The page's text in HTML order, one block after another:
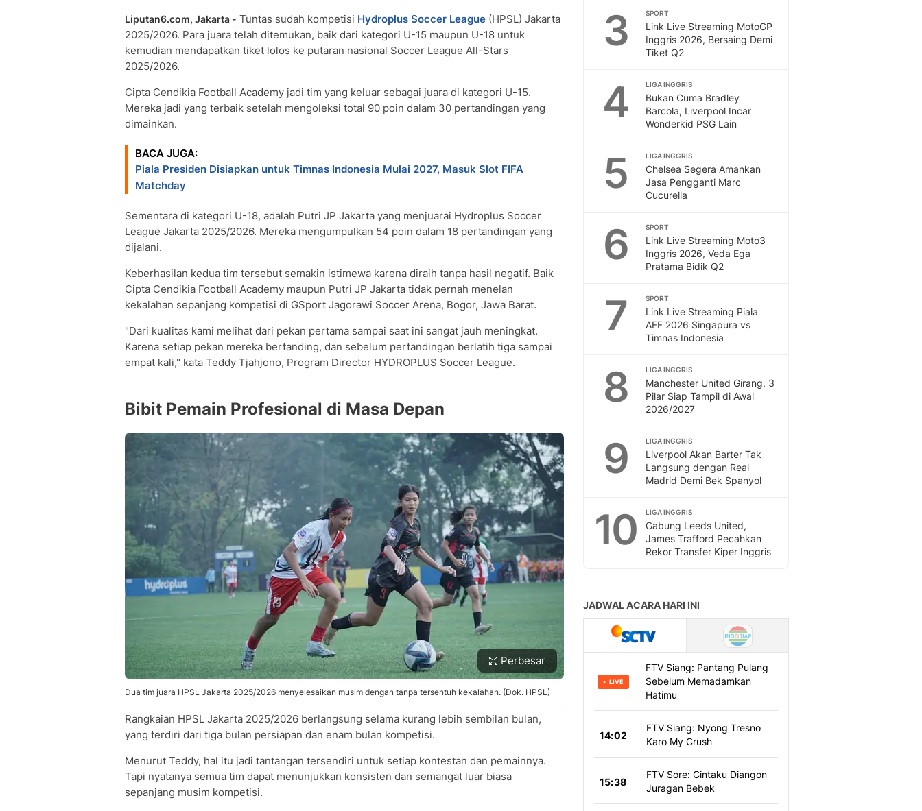
Liputan6.com, Jakarta - Tuntas sudah kompetisi Hydroplus Soccer League (HPSL) Jakarta
2025/2026. Para juara telah ditemukan, baik dari kategori U-15 maupun U-18 untuk
kemudian mendapatkan tiket lolos ke putaran nasional Soccer League All-Stars
2025/2026.
Cipta Cendikia Football Academy jadi tim yang keluar sebagai juara di kategori U-15.
Mereka jadi yang terbaik setelah mengoleksi total 90 poin dalam 30 pertandingan yang
dimainkan.
BACA JUGA:
Piala Presiden Disiapkan untuk Timnas Indonesia Mulai 2027, Masuk Slot FIFA
Matchday
Sementara di kategori U-18, adalah Putri JP Jakarta yang menjuarai Hydroplus Soccer
League Jakarta 2025/2026. Mereka mengumpulkan 54 poin dalam 18 pertandingan yang
dijalani.
Keberhasilan kedua tim tersebut semakin istimewa karena diraih tanpa hasil negatif. Baik
Cipta Cendikia Football Academy maupun Putri JP Jakarta tidak pernah menelan
kekalahan sepanjang kompetisi di GSport Jagorawi Soccer Arena, Bogor, Jawa Barat.
"Dari kualitas kami melihat dari pekan pertama sampai saat ini sangat jauh meningkat.
Karena setiap pekan mereka bertanding, dan sebelum pertandingan berlatih tiga sampai
empat kali," kata Teddy Tjahjono, Program Director HYDROPLUS Soccer League.
Bibit Pemain Profesional di Masa Depan
Perbesar
Dua tim juara HPSL Jakarta 2025/2026 menyelesaikan musim dengan tanpa tersentuh kekalahan. (Dok. HPSL)
Rangkaian HPSL Jakarta 2025/2026 berlangsung selama kurang lebih sembilan bulan,
yang terdiri dari tiga bulan persiapan dan enam bulan kompetisi.
Menurut Teddy, hal itu jadi tantangan tersendiri untuk setiap kontestan dan pemainnya.
Tapi nyatanya semua tim dapat menunjukkan konsisten dan semangat luar biasa
sepanjang musim kompetisi.
3 SPORT
Link Live Streaming MotoGP
Inggris 2026, Bersaing Demi
Tiket Q2
4 LIGA INGGRIS
Bukan Cuma Bradley
Barcola, Liverpool Incar
Wonderkid PSG Lain
5 LIGA INGGRIS
Chelsea Segera Amankan
Jasa Pengganti Marc
Cucurella
6 SPORT
Link Live Streaming Moto3
Inggris 2026, Veda Ega
Pratama Bidik Q2
7 SPORT
Link Live Streaming Piala
AFF 2026 Singapura vs
Timnas Indonesia
8 LIGA INGGRIS
Manchester United Girang, 3
Pilar Siap Tampil di Awal
2026/2027
9 LIGA INGGRIS
Liverpool Akan Barter Tak
Langsung dengan Real
Madrid Demi Bek Spanyol
10 LIGA INGGRIS
Gabung Leeds United,
James Trafford Pecahkan
Rekor Transfer Kiper Inggris